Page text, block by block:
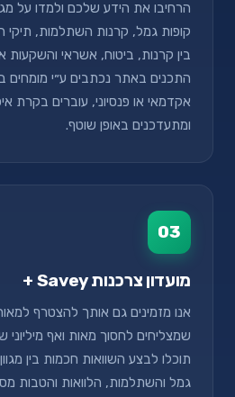
הרחיבו את הידע שלכם ולמדו על
קופות גמל, קרנות השתלמות, תיקי
בין קרנות, ביטוח, אשראי והשקעות
התכנים באתר נכתבים ע״י מומחים
אקדמאי או פנסיוני, עוברים בקרת
ומתעדכנים באופן שוטף.
03
מועדון צרכנות Savey +
אנו מזמינים גם אותך להצטרף
שמצליחים לחסוך מאות ואף
תוכלו לבצע השוואות חכמות בין
גמל והשתלמות, הלוואות והטבות